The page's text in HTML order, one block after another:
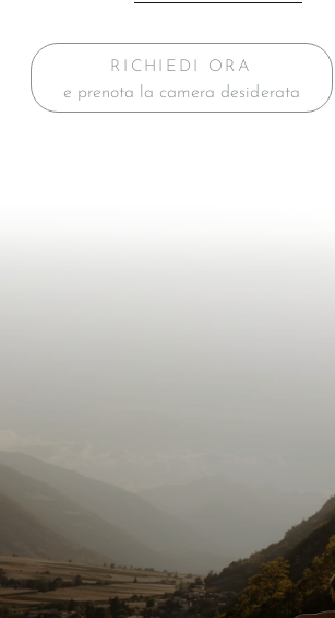
RICHIEDI ORA
e prenota la camera desiderata